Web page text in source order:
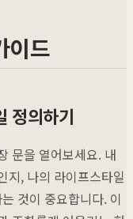
이드
정의하기
문을 열어보세요. 내
지, 나의 라이프스타일
것이 중요합니다. 이